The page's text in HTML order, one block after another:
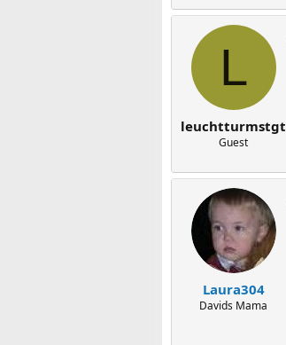
L
leuchtturmstgt
Guest
Laura304
Davids Mama